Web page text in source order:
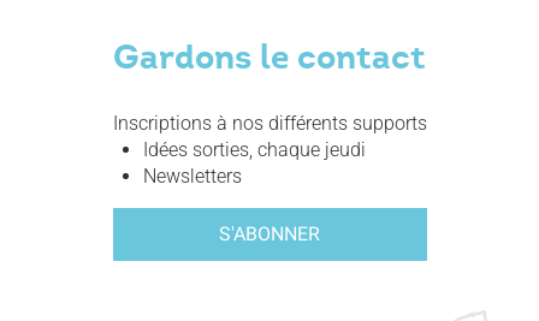
Gardons le contact
Inscriptions à nos différents supports
Idées sorties, chaque jeudi
Newsletters
S'ABONNER